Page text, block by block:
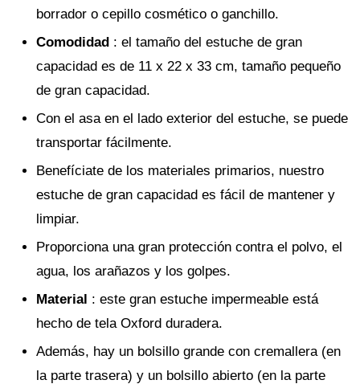
borrador o cepillo cosmético o ganchillo.
Comodidad : el tamaño del estuche de gran
capacidad es de 11 x 22 x 33 cm, tamaño pequeño
de gran capacidad.
Con el asa en el lado exterior del estuche, se puede
transportar fácilmente.
Benefíciate de los materiales primarios, nuestro
estuche de gran capacidad es fácil de mantener y
limpiar.
Proporciona una gran protección contra el polvo, el
agua, los arañazos y los golpes.
Material : este gran estuche impermeable está
hecho de tela Oxford duradera.
Además, hay un bolsillo grande con cremallera (en
la parte trasera) y un bolsillo abierto (en la parte